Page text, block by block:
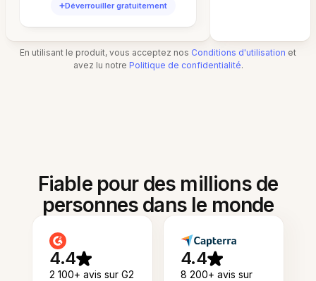
Déverrouiller gratuitement
En utilisant le produit, vous acceptez nos Conditions d'utilisation et
avez lu notre Politique de confidentialité.
Fiable pour des millions de
personnes dans le monde
4.4
2 100+ avis sur G2
4.4
8 200+ avis sur